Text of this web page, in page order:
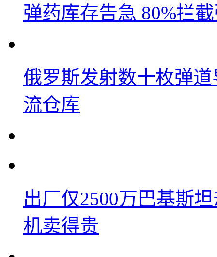
弹药库存告急 80%拦
俄罗斯发射数十枚弹
流仓库
出厂仅2500万巴基斯
机卖得贵